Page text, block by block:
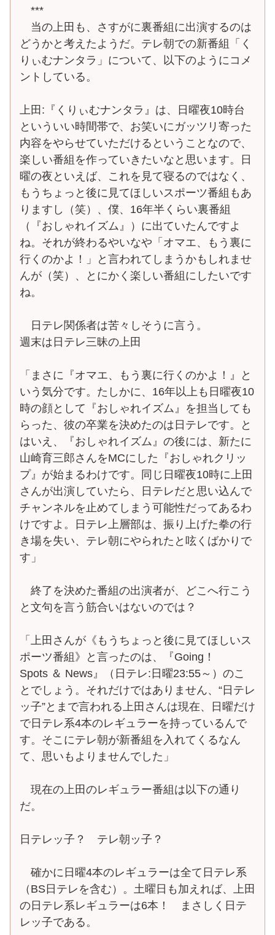
***
当の上田も、さすがに裏番組に出演するのは
どうかと考えたようだ。テレ朝での新番組「く
りぃむナンタラ」について、以下のようにコメ
ントしている。
上田:『くりぃむナンタラ』は、日曜夜10時台
といういい時間帯で、お笑いにガッツリ寄った
内容をやらせていただけるということなので、
楽しい番組を作っていきたいなと思います。日
曜の夜といえば、これを見て寝るのではなく、
もうちょっと後に見てほしいスポーツ番組もあ
りますし（笑）、僕、16年半くらい裏番組
（『おしゃれイズム』）に出ていたんですよ
ね。それが終わるやいなや「オマエ、もう裏に
行くのかよ！」と言われてしまうかもしれませ
んが（笑）、とにかく楽しい番組にしたいです
ね。
日テレ関係者は苦々しそうに言う。
週末は日テレ三昧の上田
「まさに『オマエ、もう裏に行くのかよ！』と
いう気分です。たしかに、16年以上も日曜夜10
時の顔として『おしゃれイズム』を担当しても
らった、彼の卒業を決めたのは日テレです。と
はいえ、『おしゃれイズム』の後には、新たに
山崎育三郎さんをMCにした『おしゃれクリッ
プ』が始まるわけです。同じ日曜夜10時に上田
さんが出演していたら、日テレだと思い込んで
チャンネルを止めてしまう可能性だってあるわ
けですよ。日テレ上層部は、振り上げた拳の行
き場を失い、テレ朝にやられたと呟くばかりで
す」
終了を決めた番組の出演者が、どこへ行こう
と文句を言う筋合いはないのでは？
「上田さんが《もうちょっと後に見てほしいス
ポーツ番組》と言ったのは、『Going！
Spots ＆ News』（日テレ:日曜23:55～）のこ
とでしょう。それだけではありません、“日テレ
ッ子”とまで言われる上田さんは現在、日曜だけ
で日テレ系4本のレギュラーを持っているんで
す。そこにテレ朝が新番組を入れてくるなん
て、思いもよりませんでした」
現在の上田のレギュラー番組は以下の通り
だ。
日テレッ子？ テレ朝ッ子？
確かに日曜4本のレギュラーは全て日テレ系
（BS日テレを含む）。土曜日も加えれば、上田
の日テレ系レギュラーは6本！ まさしく日テ
レッ子である。